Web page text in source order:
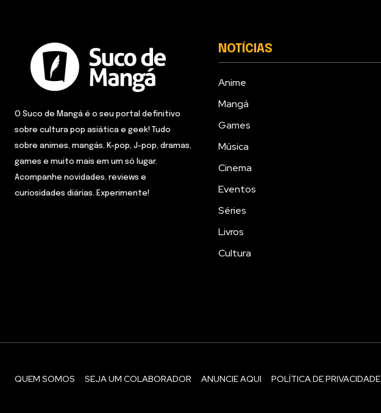
O Suco de Mangá é o seu portal definitivo
sobre cultura pop asiática e geek! Tudo
sobre animes, mangás, K-pop, J-pop, dramas,
games e muito mais em um só lugar.
Acompanhe novidades, reviews e
curiosidades diárias. Experimente!
NOTÍCIAS
Anime
Mangá
Games
Música
Cinema
Eventos
Séries
Livros
Cultura
QUEM SOMOS SEJA UM COLABORADOR ANUNCIE AQUI POLÍTICA DE PRIVACIDADE